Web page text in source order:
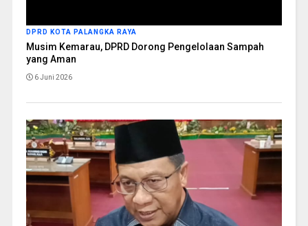
DPRD KOTA PALANGKA RAYA
Musim Kemarau, DPRD Dorong Pengelolaan Sampah
yang Aman
6 Juni 2026